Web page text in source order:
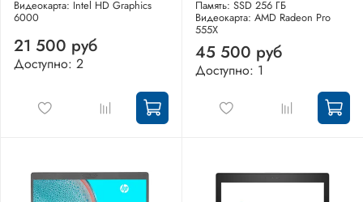
Видеокарта: Intel HD Graphics
6000
21 500 руб
Доступно: 2
Память: SSD 256 ГБ
Видеокарта: AMD Radeon Pro
555X
45 500 руб
Доступно: 1